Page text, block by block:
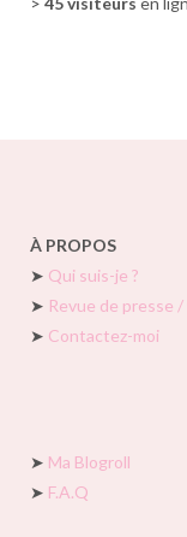
À PROPOS
➤ Qui suis-je ?
➤ Revue de presse
➤ Contactez-moi
➤ Ma Blogroll
➤ F.A.Q